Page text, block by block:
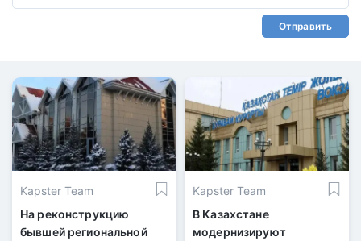
Отправить
Kapster Team
На реконструкцию
бывшей региональной
Kapster Team
В Казахстане
модернизируют